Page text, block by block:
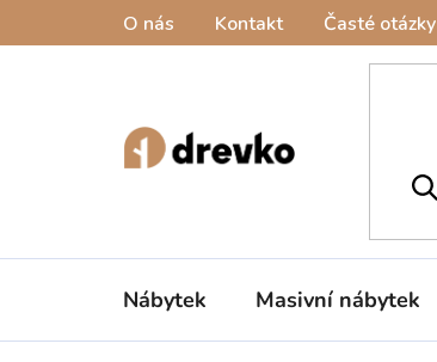
O nás Kontakt Časté otázky
Nábytek Masivní nábytek